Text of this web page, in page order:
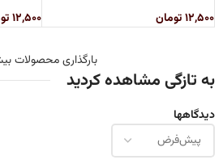
۱۲,۵۰۰تومان
۱۲,۵۰۰
بارگذاری محصولات
به تازگی مشاهده کردید
دیدگاهها